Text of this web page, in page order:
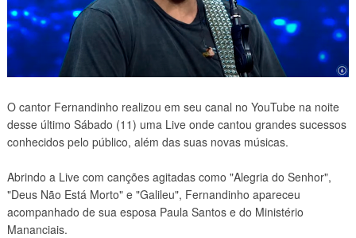
O cantor Fernandinho realizou em seu canal no YouTube na noite
desse último Sábado (11) uma Live onde cantou grandes sucessos
conhecidos pelo público, além das suas novas músicas.
Abrindo a Live com canções agitadas como "Alegria do Senhor",
"Deus Não Está Morto" e "Galileu", Fernandinho apareceu
acompanhado de sua esposa Paula Santos e do Ministério
Mananciais.